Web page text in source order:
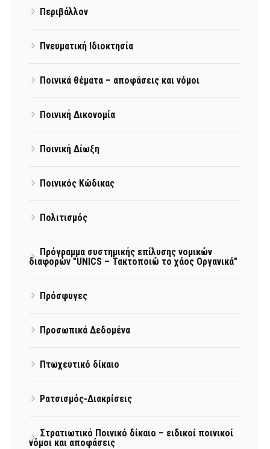
Περιβάλλον
Πνευματική Ιδιοκτησία
Ποινικά θέματα – αποφάσεις και νόμοι
Ποινική Δικονομία
Ποινική Δίωξη
Ποινικός Κώδικας
Πολιτισμός
Πρόγραμμα συστημικής επίλυσης νομικών
διαφορών "UNICS – Τακτοποιώ το χάος Οργανικά"
Πρόσφυγες
Προσωπικά Δεδομένα
Πτωχευτικό δίκαιο
Ρατσισμός-Διακρίσεις
Στρατιωτικό Ποινικό δίκαιο – ειδικοί ποινικοί
νόμοι και αποφάσεις